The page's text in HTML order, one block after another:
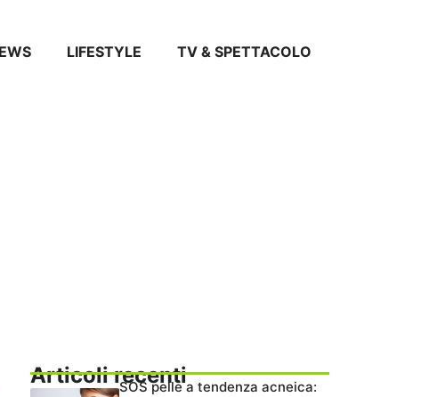
LIFESTYLE TV & SPETTACOLO
Articoli recentiSOS pelle a tendenza acneica: